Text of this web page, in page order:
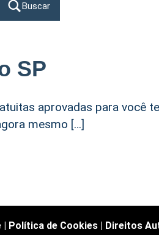
Buscar
SP
aprovadas para você
mesmo […]
| Política de Cookies| Direitos